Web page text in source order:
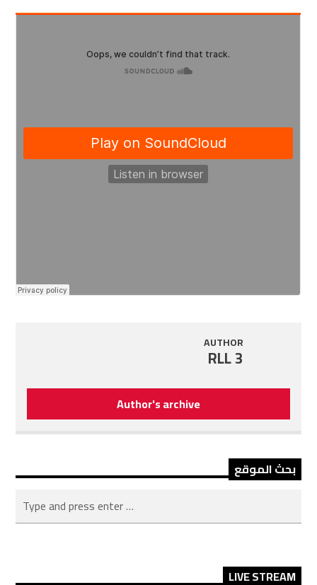
AUTHOR
RLL 3
Author's archive
بحث الموقع
LIVE STREAM